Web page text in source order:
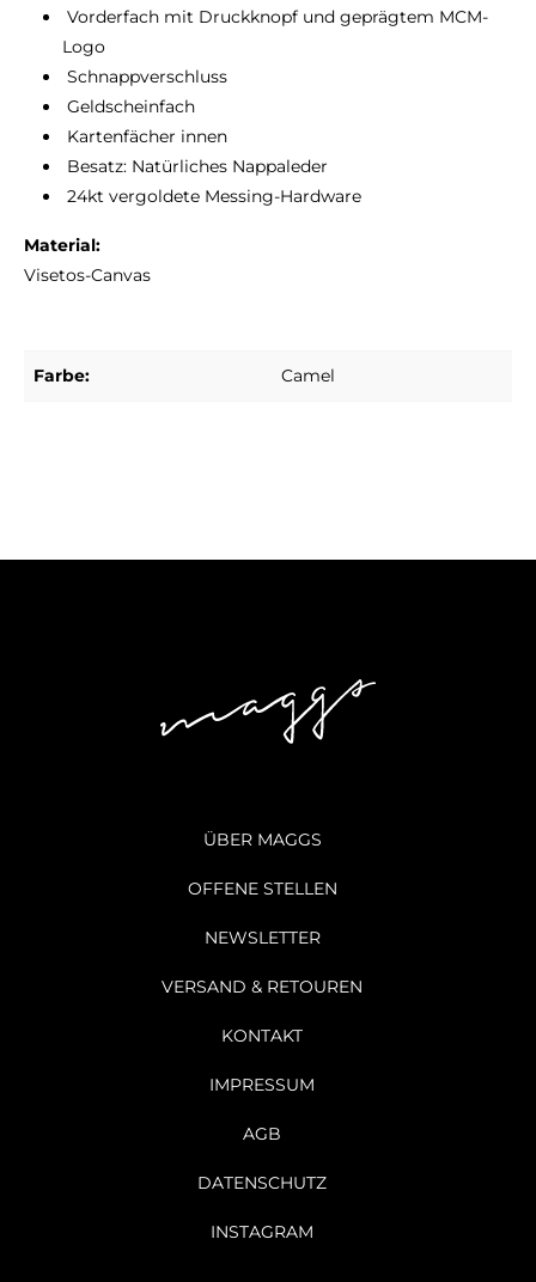
Vorderfach mit Druckknopf und geprägtem MCM-
Logo
Schnappverschluss
Geldscheinfach
Kartenfächer innen
Besatz: Natürliches Nappaleder
24kt vergoldete Messing-Hardware
Material:
Visetos-Canvas
Farbe: Camel
ÜBER MAGGS
OFFENE STELLEN
NEWSLETTER
VERSAND & RETOUREN
KONTAKT
IMPRESSUM
AGB
DATENSCHUTZ
INSTAGRAM